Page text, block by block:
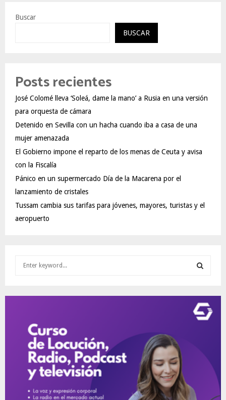
Buscar
BUSCAR
Posts recientes
José Colomé lleva ‘Soleá, dame la mano’ a Rusia en una versión
para orquesta de cámara
Detenido en Sevilla con un hacha cuando iba a casa de una
mujer amenazada
El Gobierno impone el reparto de los menas de Ceuta y avisa
con la Fiscalía
Pánico en un supermercado Día de la Macarena por el
lanzamiento de cristales
Tussam cambia sus tarifas para jóvenes, mayores, turistas y el
aeropuerto
E